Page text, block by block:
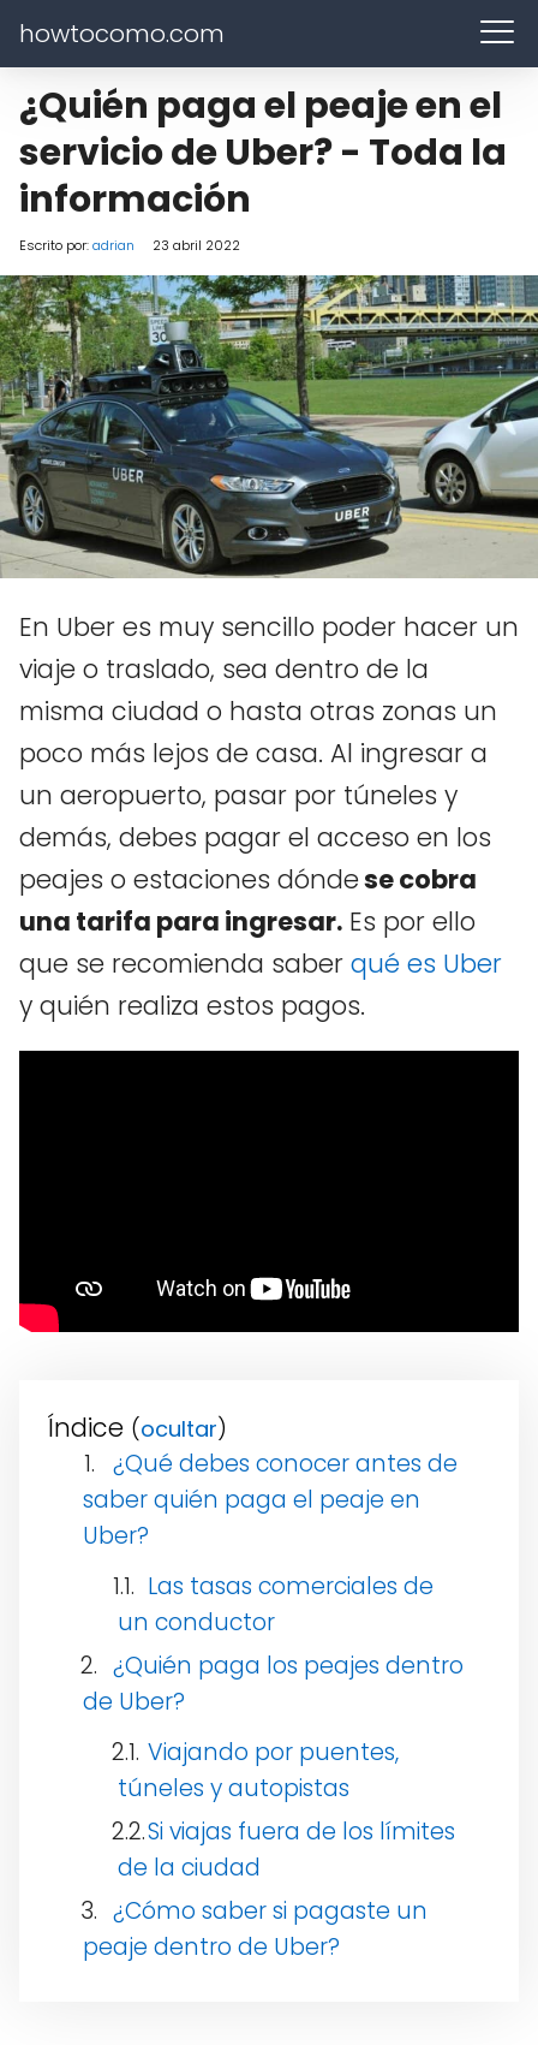
howtocomo.com
¿Quién paga el peaje en el
servicio de Uber? - Toda la
información
Escrito por:adrian 23 abril 2022
En Uber es muy sencillo poder hacer un
viaje o traslado, sea dentro de la
misma ciudad o hasta otras zonas un
poco más lejos de casa. Al ingresar a
un aeropuerto, pasar por túneles y
demás, debes pagar el acceso en los
peajes o estaciones dóndese cobra
una tarifa para ingresar. Es por ello
que se recomienda saber qué es Uber
y quién realiza estos pagos.
Índice ( )
¿Qué debes conocer antes de
saber quién paga el peaje en
Uber?
Las tasas comerciales de
un conductor
¿Quién paga los peajes dentro
de Uber?
Viajando por puentes,
túneles y autopistas
Si viajas fuera de los límites
de la ciudad
¿Cómo saber si pagaste un
peaje dentro de Uber?